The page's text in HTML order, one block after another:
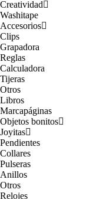
Creatividad
Washitape
Accesorios
Clips
Grapadora
Reglas
Calculadora
Tijeras
Otros
Libros
Marcapáginas
Objetos bonitos
Joyitas
Pendientes
Collares
Pulseras
Anillos
Otros
Relojes